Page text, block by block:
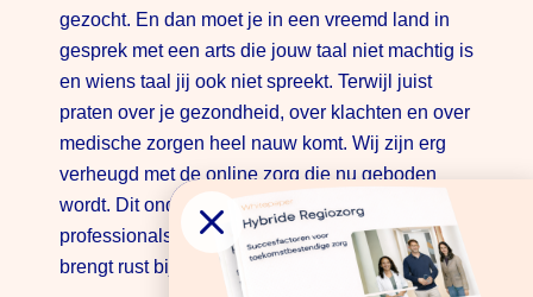
gezocht. En dan moet je in een vreemd land in
gesprek met een arts die jouw taal niet machtig is
en wiens taal jij ook niet spreekt. Terwijl juist
praten over je gezondheid, over klachten en over
medische zorgen heel nauw komt. Wij zijn erg
verheugd met de online zorg die nu geboden
wordt. Dit ondersteunt onze medische
professionals. En nog veel belangrijker: het
brengt rust bij de Oekraïense vluchtelingen.”